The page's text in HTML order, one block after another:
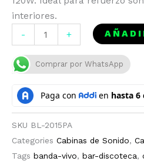
interiores.
-
DE
SONIDO
PASIVA
CON
PARLANTE
DE
15"
|
+
Comprar por WhatsApp
SKU BL-2015PA
Categories Cabinas de Sonido,
Tags banda-vivo, bar-discoteca,